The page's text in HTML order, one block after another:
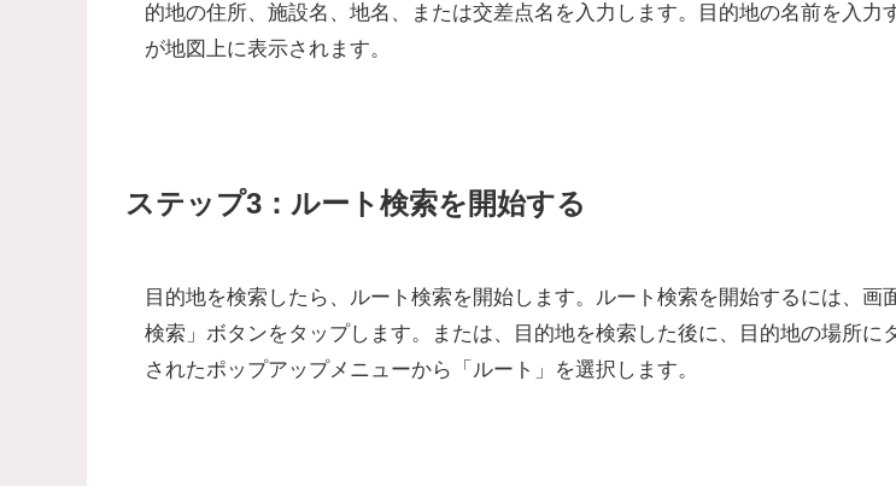
的地の住所、施設名、地名、または交差点名を入力 します。目的地の名前を入力
が地図上に表示されます。
ステップ3：ルート検索を開始する
目的地を検索したら、ルート検索を開始します。ルート検索を開始するには、 画
検索」ボタンをタップします。または、目的地を検索した後に、目的地の場所に
されたポップアップメニューから
「ルート」を選択 します。